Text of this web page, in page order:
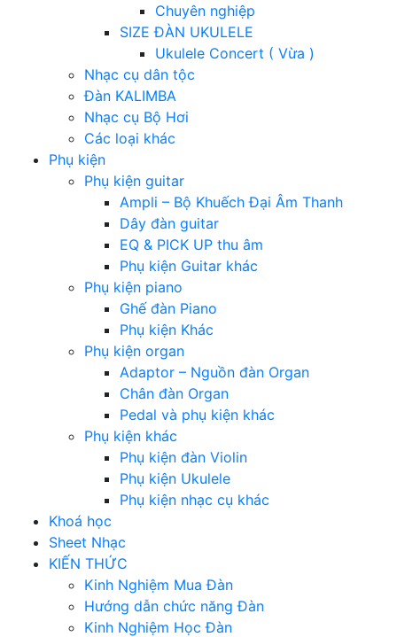
Chuyên nghiệp
SIZE ĐÀN UKULELE
Ukulele Concert ( Vừa )
Nhạc cụ dân tộc
Đàn KALIMBA
Nhạc cụ Bộ Hơi
Các loại khác
Phụ kiện
Phụ kiện guitar
Ampli – Bộ Khuếch Đại Âm Thanh
Dây đàn guitar
EQ & PICK UP thu âm
Phụ kiện Guitar khác
Phụ kiện piano
Ghế đàn Piano
Phụ kiện Khác
Phụ kiện organ
Adaptor – Nguồn đàn Organ
Chân đàn Organ
Pedal và phụ kiện khác
Phụ kiện khác
Phụ kiện đàn Violin
Phụ kiện Ukulele
Phụ kiện nhạc cụ khác
Khoá học
Sheet Nhạc
KIẾN THỨC
Kinh Nghiệm Mua Đàn
Hướng dẫn chức năng Đàn
Kinh Nghiệm Học Đàn